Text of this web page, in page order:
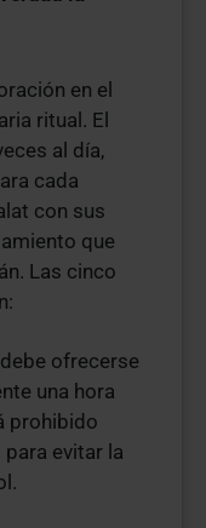
en el
ritual. El
al día,
cada
con sus
que
Las cinco
ofrecerse
una hora
prohibido
evitar la